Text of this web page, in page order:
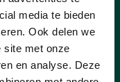
media te bieden
Ook delen we
site met onze
en analyse. Deze
29 juni
over de
rond